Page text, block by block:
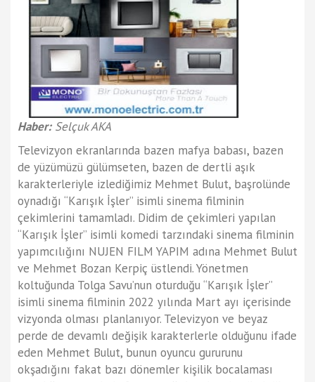
Haber:Selçuk AKA
Televizyon ekranlarında bazen mafya babası, bazen
de yüzümüzü gülümseten, bazen de dertli aşık
karakterleriyle izlediğimiz Mehmet Bulut, başrolünde
oynadığı “Karışık İşler” isimli sinema filminin
çekimlerini tamamladı. Didim de çekimleri yapılan
“Karışık İşler” isimli komedi tarzındaki sinema filminin
yapımcılığını NUJEN FILM YAPIM adına Mehmet Bulut
ve Mehmet Bozan Kerpiç üstlendi. Yönetmen
koltuğunda Tolga Savu’nun oturduğu “Karışık İşler”
isimli sinema filminin 2022 yılında Mart ayı içerisinde
vizyonda olması planlanıyor. Televizyon ve beyaz
perde de devamlı değişik karakterlerle olduğunu ifade
eden Mehmet Bulut, bunun oyuncu gururunu
okşadığını fakat bazı dönemler kişilik bocalaması